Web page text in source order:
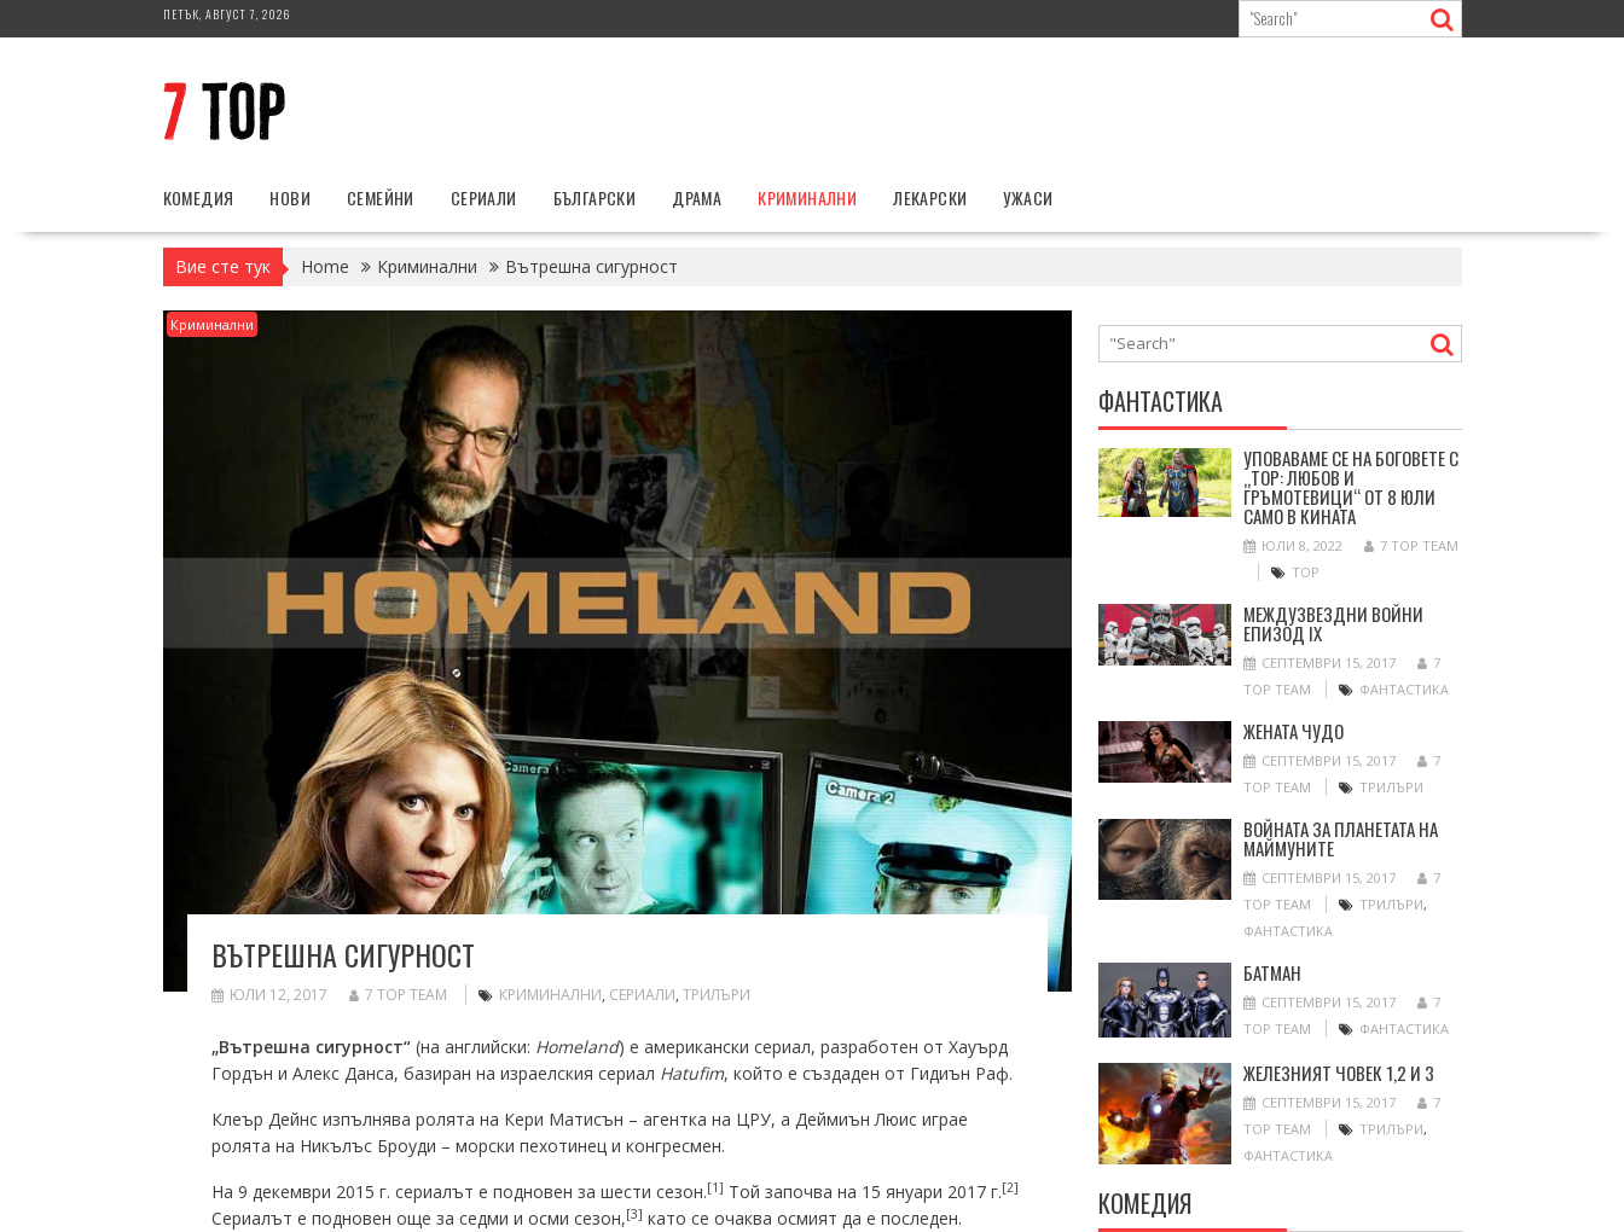
to
ПЕТЪК, АВГУСТ 7, 2026
КОМЕДИЯ НОВИ СЕМЕЙНИ СЕРИАЛИ БЪЛГАРСКИ ДРАМА КРИМИНАЛНИ ЛЕКАРСКИ УЖАСИ
Вие сте тук Home Криминални Вътрешна сигурност
Криминални
ВЪТРЕШНА СИГУРНОСТ
ЮЛИ 12, 2017 7 TOP TEAM КРИМИНАЛНИ, СЕРИАЛИ, ТРИЛЪРИ
„Вътрешна сигурност“(на английски: Homeland) е американски сериал, разработен от Хауърд
Гордън и Алекс Данса, базиран на израелския сериал Hatufim, който е създаден от Гидиън Раф.
Клеър Дейнс изпълнява ролята на Кери Матисън – агентка на ЦРУ, а Деймиън Люис играе
ролята на Никълъс Броуди – морски пехотинец и конгресмен.
На 9 декември 2015 г. сериалът е подновен за шести сезон.[1] Той започва на 15 януари 2017 г.[2]
Сериалът е подновен още за седми и осми сезон,[3] като се очаква осмият да е последен.
ФАНТАСТИКА
УПОВАВАМЕ СЕ НА БОГОВЕТЕ С
„ТОР: ЛЮБОВ И
ГРЪМОТЕВИЦИ“ ОТ 8 ЮЛИ
САМО В КИНАТА
ЮЛИ 8, 2022
7 TOP TEAM
ТОР
МЕЖДУЗВЕЗДНИ ВОЙНИ
ЕПИЗОД IX
СЕПТЕМВРИ 15, 2017
7
TOP TEAM
ФАНТАСТИКА
ЖЕНАТА ЧУДО
СЕПТЕМВРИ 15, 2017
7
TOP TEAM
ТРИЛЪРИ
ВОЙНАТА ЗА ПЛАНЕТАТА НА
МАЙМУНИТЕ
СЕПТЕМВРИ 15, 2017
7
TOP TEAM
ТРИЛЪРИ,
ФАНТАСТИКА
БАТМАН
СЕПТЕМВРИ 15, 2017
7
TOP TEAM
ФАНТАСТИКА
ЖЕЛЕЗНИЯТ ЧОВЕК 1,2 И 3
СЕПТЕМВРИ 15, 2017
7
TOP TEAM
ТРИЛЪРИ,
ФАНТАСТИКА
КОМЕДИЯ